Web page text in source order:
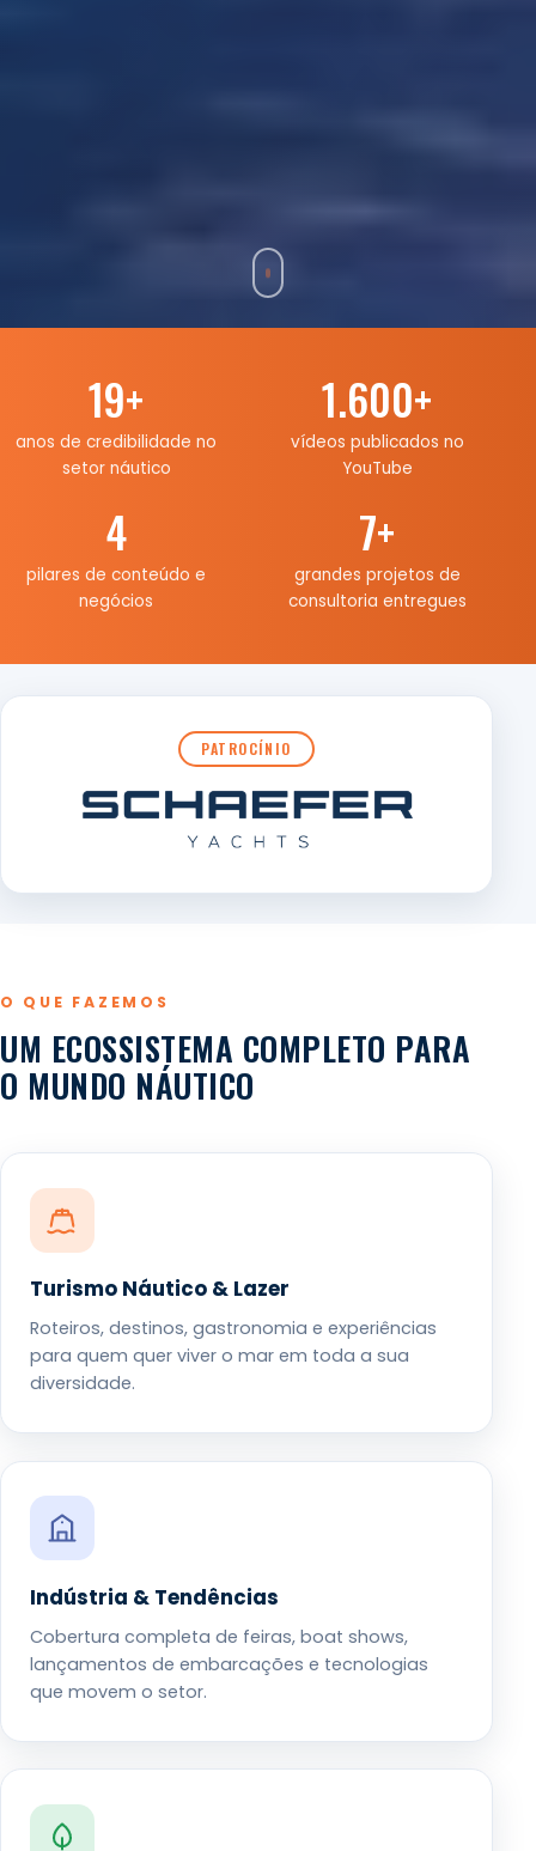
19+
anos de credibilidade no
setor náutico
1.600+
vídeos publicados no
YouTube
4
pilares de conteúdo e
negócios
7+
grandes projetos de
consultoria entregues
PATROCÍNIO
O QUE FAZEMOS
UM ECOSSISTEMA COMPLETO PARA
O MUNDO NÁUTICO
Turismo Náutico & Lazer
Roteiros, destinos, gastronomia e experiências
para quem quer viver o mar em toda a sua
diversidade.
Indústria & Tendências
Cobertura completa de feiras, boat shows,
lançamentos de embarcações e tecnologias
que movem o setor.